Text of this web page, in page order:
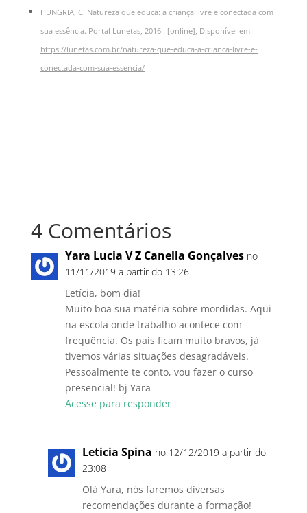
HUNGRIA, C. Natureza que educa: a criança livre e conectada com
sua essência. Portal Lunetas, 2016 . [online], Disponível em:
https://lunetas.com.br/natureza-que-educa-a-crianca-livre-e-
conectada-com-sua-essencia/
4 Comentários
Yara Lucia V Z Canella Gonçalves no
11/11/2019 a partir do 13:26
Letícia, bom dia!
Muito boa sua matéria sobre mordidas. Aqui
na escola onde trabalho acontece com
frequência. Os pais ficam muito bravos, já
tivemos várias situações desagradáveis.
Pessoalmente te conto, vou fazer o curso
presencial! bj Yara
Acesse para responder
Leticia Spina no 12/12/2019 a partir do
23:08
Olá Yara, nós faremos diversas
recomendações durante a formação!